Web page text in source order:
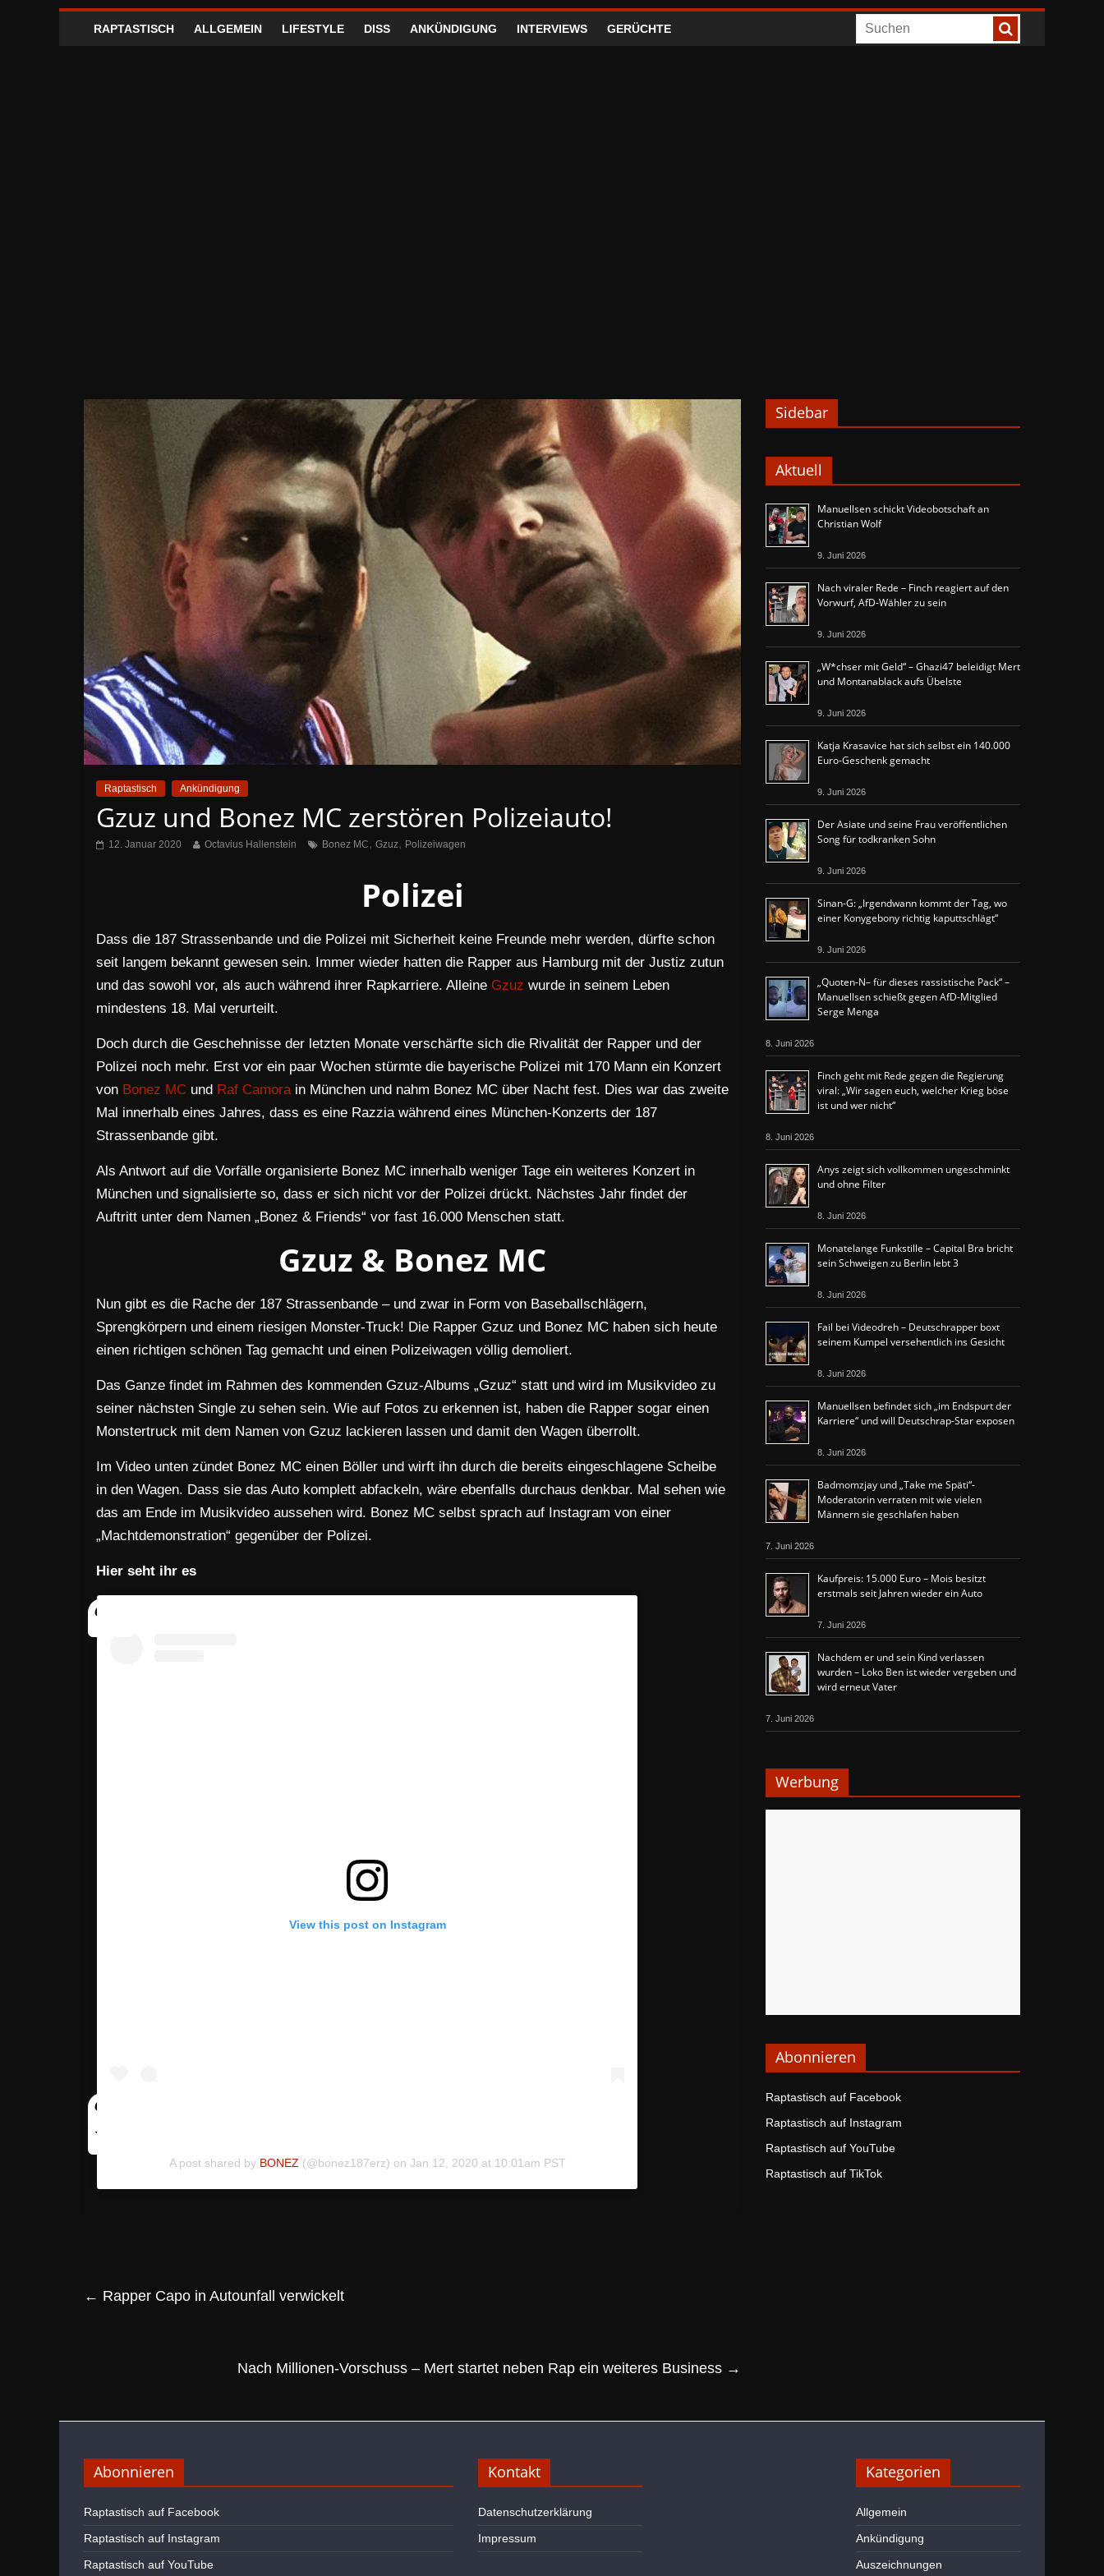
RAPTASTISCH ALLGEMEIN LIFESTYLE DISS ANKÜNDIGUNG INTERVIEWS GERÜCHTE
Raptastisch Ankündigung
Gzuz und Bonez MC zerstören Polizeiauto!
12. Januar 2020 Octavius Hallenstein Bonez MC, Gzuz, Polizeiwagen
Polizei
Dass die 187 Strassenbande und die Polizei mit Sicherheit keine Freunde mehr werden, dürfte schon
seit langem bekannt gewesen sein. Immer wieder hatten die Rapper aus Hamburg mit der Justiz zutun
und das sowohl vor, als auch während ihrer Rapkarriere. Alleine Gzuz wurde in seinem Leben
mindestens 18. Mal verurteilt.
Doch durch die Geschehnisse der letzten Monate verschärfte sich die Rivalität der Rapper und der
Polizei noch mehr. Erst vor ein paar Wochen stürmte die bayerische Polizei mit 170 Mann ein Konzert
von Bonez MC und Raf Camorain München und nahm Bonez MC über Nacht fest. Dies war das zweite
Mal innerhalb eines Jahres, dass es eine Razzia während eines München-Konzerts der 187
Strassenbande gibt.
Als Antwort auf die Vorfälle organisierte Bonez MC innerhalb weniger Tage ein weiteres Konzert in
München und signalisierte so, dass er sich nicht vor der Polizei drückt. Nächstes Jahr findet der
Auftritt unter dem Namen „Bonez & Friends“ vor fast 16.000 Menschen statt.
Gzuz & Bonez MC
Nun gibt es die Rache der 187 Strassenbande – und zwar in Form von Baseballschlägern,
Sprengkörpern und einem riesigen Monster-Truck! Die Rapper Gzuz und Bonez MC haben sich heute
einen richtigen schönen Tag gemacht und einen Polizeiwagen völlig demoliert.
Das Ganze findet im Rahmen des kommenden Gzuz-Albums „Gzuz“ statt und wird im Musikvideo zu
seiner nächsten Single zu sehen sein. Wie auf Fotos zu erkennen ist, haben die Rapper sogar einen
Monstertruck mit dem Namen von Gzuz lackieren lassen und damit den Wagen überrollt.
Im Video unten zündet Bonez MC einen Böller und wirft ihn durch die bereits eingeschlagene Scheibe
in den Wagen. Dass sie das Auto komplett abfackeln, wäre ebenfalls durchaus denkbar. Mal sehen wie
das am Ende im Musikvideo aussehen wird. Bonez MC selbst sprach auf Instagram von einer
„Machtdemonstration“ gegenüber der Polizei.
Hier seht ihr es
View this post on Instagram
A post shared by BONEZ (@bonez187erz) on Jan 12, 2020 at 10:01am PST
← Rapper Capo in Autounfall verwickelt
Nach Millionen-Vorschuss – Mert startet neben Rap ein weiteres Business →
Sidebar
Aktuell
Manuellsen schickt Videobotschaft an
Christian Wolf
9. Juni 2026
Nach viraler Rede – Finch reagiert auf den
Vorwurf, AfD-Wähler zu sein
9. Juni 2026
„W*chser mit Geld“ – Ghazi47 beleidigt Mert
und Montanablack aufs Übelste
9. Juni 2026
Katja Krasavice hat sich selbst ein 140.000
Euro-Geschenk gemacht
9. Juni 2026
Der Asiate und seine Frau veröffentlichen
Song für todkranken Sohn
9. Juni 2026
Sinan-G: „Irgendwann kommt der Tag, wo
einer Konygebony richtig kaputtschlägt“
9. Juni 2026
„Quoten-N– für dieses rassistische Pack“ –
Manuellsen schießt gegen AfD-Mitglied
Serge Menga
8. Juni 2026
Finch geht mit Rede gegen die Regierung
viral: „Wir sagen euch, welcher Krieg böse
ist und wer nicht“
8. Juni 2026
Anys zeigt sich vollkommen ungeschminkt
und ohne Filter
8. Juni 2026
Monatelange Funkstille – Capital Bra bricht
sein Schweigen zu Berlin lebt 3
8. Juni 2026
Fail bei Videodreh – Deutschrapper boxt
seinem Kumpel versehentlich ins Gesicht
8. Juni 2026
Manuellsen befindet sich „im Endspurt der
Karriere“ und will Deutschrap-Star exposen
8. Juni 2026
Badmomzjay und „Take me Späti“-
Moderatorin verraten mit wie vielen
Männern sie geschlafen haben
7. Juni 2026
Kaufpreis: 15.000 Euro – Mois besitzt
erstmals seit Jahren wieder ein Auto
7. Juni 2026
Nachdem er und sein Kind verlassen
wurden – Loko Ben ist wieder vergeben und
wird erneut Vater
7. Juni 2026
Werbung
Abonnieren
Raptastisch auf Facebook
Raptastisch auf Instagram
Raptastisch auf YouTube
Raptastisch auf TikTok
Abonnieren
Raptastisch auf Facebook
Raptastisch auf Instagram
Raptastisch auf YouTube
Kontakt
Datenschutzerklärung
Impressum
Kategorien
Allgemein
Ankündigung
Auszeichnungen